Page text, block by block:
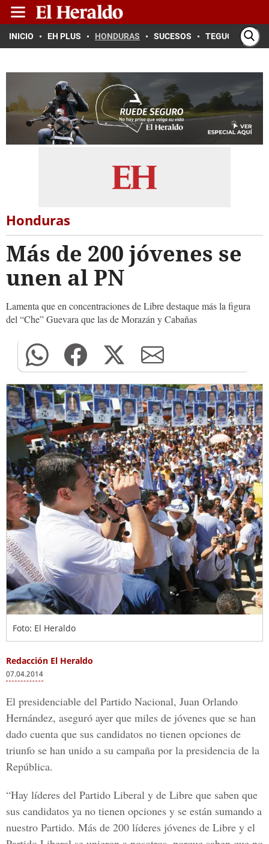
INICIO EH PLUS HONDURAS SUCESOS TEGUCIGALPA
Honduras
Más de 200 jóvenes se
unen al PN
Lamenta que en concentraciones de Libre destaque más la figura
del “Che” Guevara que las de Morazán y Cabañas
Foto: El Heraldo
Redacción El Heraldo
07.04.2014
El presidenciable del Partido Nacional, Juan Orlando
Hernández, aseguró ayer que miles de jóvenes que se han
dado cuenta que sus candidatos no tienen opciones de
triunfo se han unido a su campaña por la presidencia de la
República.
“Hay líderes del Partido Liberal y de Libre que saben que
sus candidatos ya no tienen opciones y se están sumando a
nuestro Partido. Más de 200 líderes jóvenes de Libre y el